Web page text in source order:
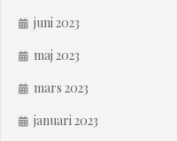
juni 2023
maj 2023
mars 2023
januari 2023